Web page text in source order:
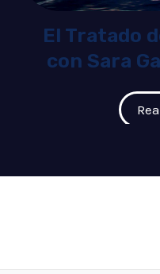
El Tratado
con Sara